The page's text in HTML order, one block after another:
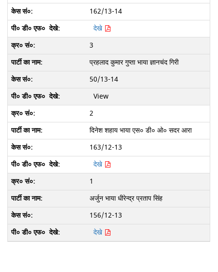
162/13-14
देखे
3
प्रहलाद कुमार गुप्ता भाया ज्ञानचंद गिरी
50/13-14
View
2
दिनेश शहाय भाया एस० डी० ओ० सदर आरा
163/12-13
देखे
1
अर्जुन भाया धीरेन्द्र प्रताप सिंह
156/12-13
देखे